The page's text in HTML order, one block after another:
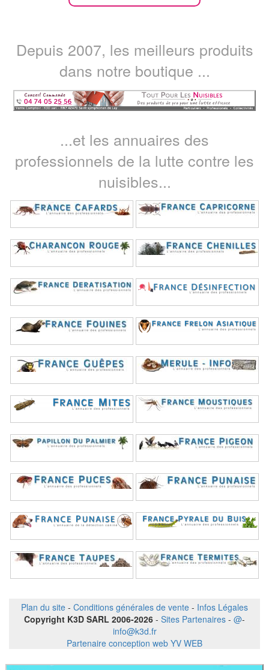
Depuis 2007, les meilleurs produits
dans notre boutique ...
...et les annuaires des
professionnels de la lutte contre les
nuisibles...
Plan du site - Conditions générales de vente - Infos Légales
Copyright K3D SARL 2006-2026 - Sites Partenaires - @-
info@k3d.fr
Partenaire conception web YV WEB